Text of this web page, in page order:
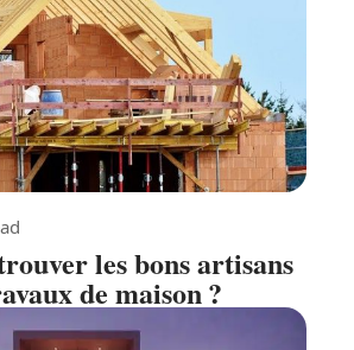
les bons artisans
de maison ?